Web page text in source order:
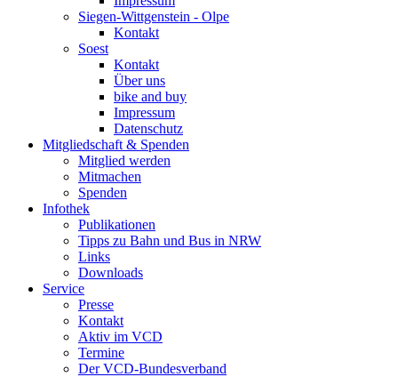
Siegen-Wittgenstein - Olpe
Kontakt
Soest
Kontakt
Über uns
bike and buy
Impressum
Datenschutz
Mitgliedschaft & Spenden
Mitglied werden
Mitmachen
Spenden
Infothek
Publikationen
Tipps zu Bahn und Bus in NRW
Links
Downloads
Service
Presse
Kontakt
Aktiv im VCD
Termine
Der VCD-Bundesverband